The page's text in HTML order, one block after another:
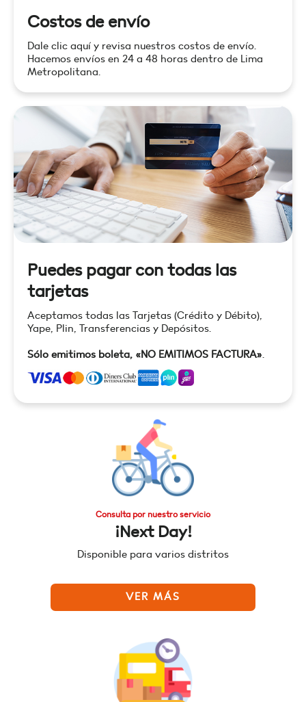
Costos de envío
Dale clic aquí y revisa nuestros costos de envío.
Hacemos envíos en 24 a 48 horas dentro de Lima
Metropolitana.
Puedes pagar con todas las
tarjetas
Aceptamos todas las Tarjetas (Crédito y Débito),
Yape, Plin, Transferencias y Depósitos.
Sólo emitimos boleta, «NO EMITIMOS FACTURA».
Consulta por nuestro servicio
¡Next Day!
Disponible para varios distritos
VER MÁS